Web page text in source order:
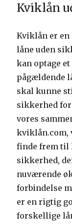
Kviklån
Kviklån er en
låne uden
kan optage
pågældende
skal kunne
sikkerhed for
vores
kviklån.com,
finde frem til
sikkerhed,
nuværende
forbindelse
er en rigtig
forskellige